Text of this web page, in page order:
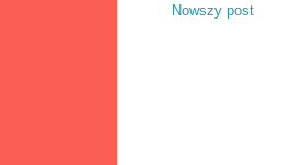
Nowszy post